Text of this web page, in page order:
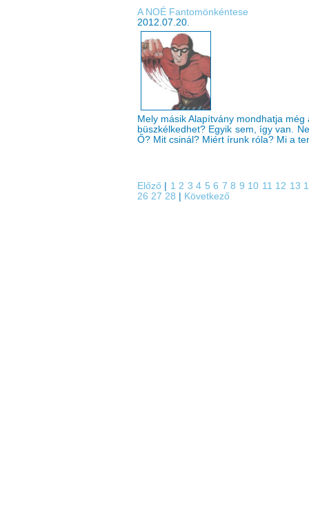
A NOÉ Fantomönkéntese
2012.07.20.
Mely másik Alapítvány mondhatja
büszkélkedhet? Egyik sem, így van.
Ő? Mit csinál? Miért írunk róla? Mi a
Előző 12 34 56 78 9 10 11 12 13
26 27 28 Következő